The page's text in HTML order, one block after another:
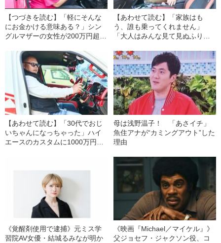
【つづきを読む】「軽にそんな
にお金かける意味ある？」シン
グルマザーの女性が200万円超の
子との将来の夢”とは
【あわせて読む】「家族はも
う、誰も乗ってくれません」
「大人はみんな見て見ぬふり」
度の“異常なペース”で車を弄
る“納得の理由”
【あわせて読む】「30代でおじ
いちゃんになっちゃった」ハイ
エースのカスタムに1000万円近
ようになった“驚きの背景”
母は浅野温子！ 「あさイチ」
魚住アナが“カミングアウト”した
理由
《覚醒剤使用で逮捕》元ミス学
習院AV女優・結城るみなが明か
《映画『Michael／マイケル』》
父ジョセフ・ジャクソン役、コ